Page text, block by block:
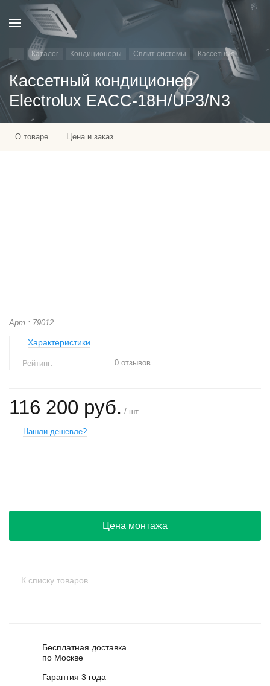
Каталог Кондиционеры Сплит системы Кассетные
Кассетный кондиционер
Electrolux EACC-18H/UP3/N3
О товаре Цена и заказ
Арт.: 79012
Характеристики
Рейтинг: 0 отзывов
116 200 руб. / шт
Нашли дешевле?
Цена монтажа
К списку товаров
Бесплатная доставка
по Москве
Гарантия 3 года